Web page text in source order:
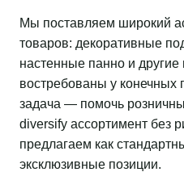
Мы поставляем широкий
товаров: декоративные
настенные панно и другие
востребованы у конечных
задача — помочь
diversify ассортимент без
предлагаем как
эксклюзивные позиции.